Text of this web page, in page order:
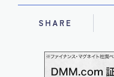
SHARE